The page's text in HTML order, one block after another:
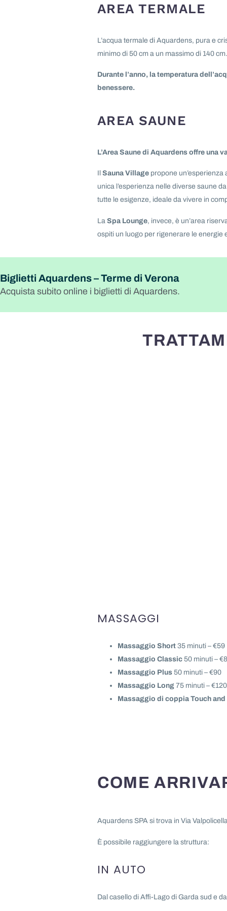
AREA TERMALE
L’acqua termale di Aquardens, pura e
minimo di 50 cm a un massimo di 140 cm.
Durante l’anno, la temperatura
benessere.
AREA SAUNE
L’Area Saune di Aquardens offre
Il Sauna Village propone
unica l’esperienza nelle diverse saune
tutte le esigenze, ideale da vivere in
La Spa Lounge, invece, è un’area
ospiti un luogo per rigenerare le energie
Biglietti Aquardens – Terme di Verona
Acquista subito online i biglietti di Aquardens.
MASSAGGI
Massaggio Short 35 minuti – €59
Massaggio Classic 50 minuti –
Massaggio Plus 50 minuti – €90
Massaggio Long 75 minuti – €120
Massaggio di coppia Touch and
COME
Aquardens SPA si trova in Via
È possibile raggiungere la struttura:
IN AUTO
Dal casello di Affi-Lago di Garda sud e